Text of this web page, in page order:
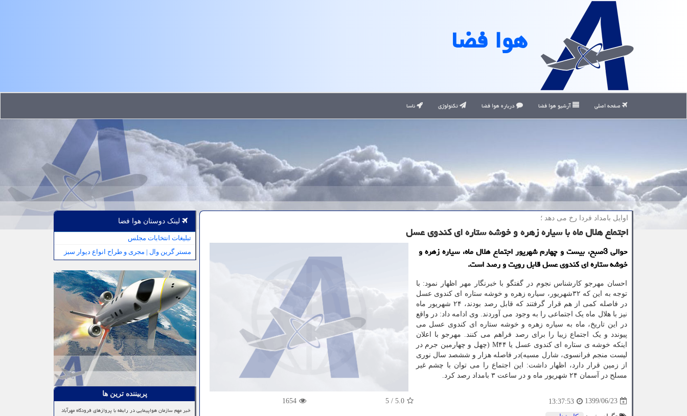
هوا فضا
صفحه اصلی آرشیو هوا فضا درباره هوا فضا تکنولوژی ناسا
اوایل بامداد فردا رخ می دهد ؛
اجتماع هلال ماه با سیاره زهره و خوشه ستاره ای كندوی عسل
حوالی 3صبح، بیست و چهارم شهریور اجتماع هلال ماه، سیاره زهره و
خوشه ستاره ای كندوی عسل قابل رویت و رصد است.
احسان مهرجو کارشناس نجوم در گفتگو با خبرنگار مهر اظهار نمود: با
توجه به این که ۳۲شهریور، سیاره زهره و خوشه ستاره ای کندوی عسل
در فاصله کمی از هم قرار گرفتند که قابل رصد بودند، ۲۴ شهریور ماه
نیز با هلال ماه یک اجتماعی را به وجود می آوردند. وی ادامه داد: در واقع
در این تاریخ، ماه به سیاره زهره و خوشه ستاره ای کندوی عسل می
پیوندد و یک اجتماع زیبا را برای رصد فراهم می کنند. مهرجو با اعلان
اینکه خوشه ی ستاره ای کندوی عسل یا M۴۴ (چهل و چهارمین جرم در
لیست منجم فرانسوی، شارل مسیه)در فاصله هزار و ششصد سال نوری
از زمین قرار دارد، اظهار داشت: این اجتماع را می توان با چشم غیر
مسلح در آسمان ۲۴ شهریور ماه و در ساعت ۳ بامداد رصد کرد.
1399/06/23
13:37:53
5.0
/
5
1654
لینک دوستان هوا فضا
تبلیغات انتخابات مجلس
مستر گرین وال | مجری و طراح انواع دیوار سبز
پربیننده ترین ها
خبر مهم سازمان هواپیمایی در رابطه با پروازهای فرودگاه مهرآباد